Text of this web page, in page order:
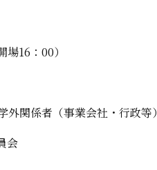
16：00）
関係者（事業会社・行政等）
会